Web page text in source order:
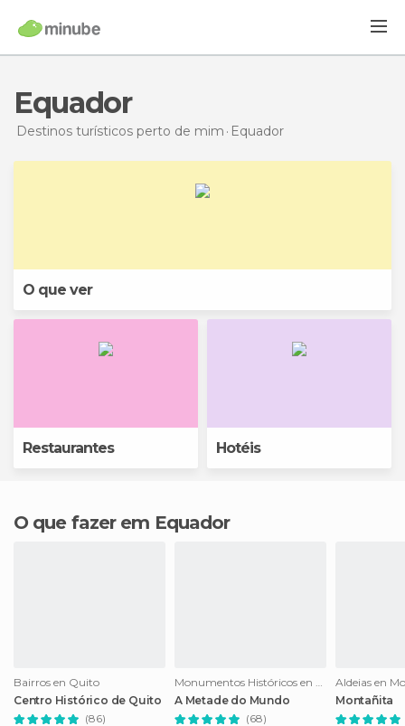
Equador
Destinos turísticos perto de mim Equador
O que ver
Restaurantes Hotéis
O que fazer em Equador
Bairros en Quito
Centro Histórico de Quito
(86)
Monumentos Históricos en Quito
A Metade do Mundo
(68)
Aldeias en
Montañita